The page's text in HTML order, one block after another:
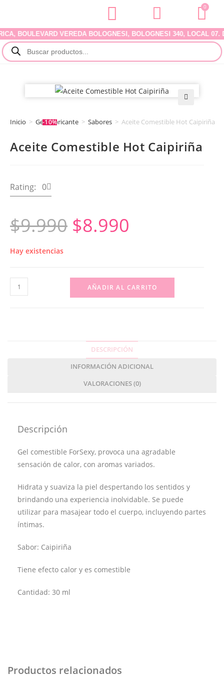
0
BOULEVARD VEREDA BOLOGNESI, BOLOGNESI 340, LOCAL 07.
Inicio > Gel Lubricante > Sabores > Aceite Comestible Hot Caipiriña
Aceite Comestible Hot Caipiriña
Rating: 0
$9.990 $8.990
Hay existencias
AÑADIR AL CARRITO
-10%
DESCRIPCIÓN
INFORMACIÓN ADICIONAL
VALORACIONES (0)
Descripción
Gel comestible ForSexy, provoca una agradable
sensación de calor, con aromas variados.
Hidrata y suaviza la piel despertando los sentidos y
brindando una experiencia inolvidable. Se puede
utilizar para masajear todo el cuerpo, incluyendo partes
íntimas.
Sabor: Caipiriña
Tiene efecto calor y es comestible
Cantidad: 30 ml
Productos relacionados